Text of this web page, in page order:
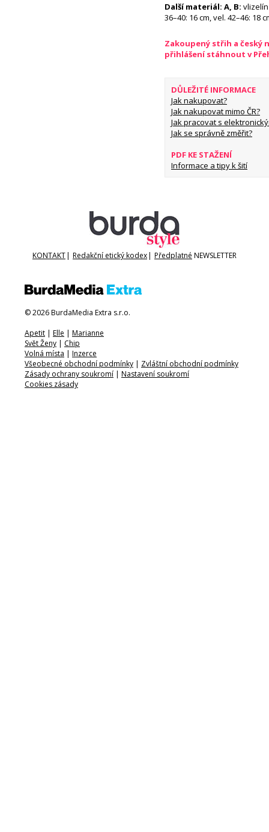
Další materiál: A, B:
36–40: 16 cm, vel. 42–46: 18
Zakoupený střih a český
přihlášení stáhnout v
DŮLEŽITÉ INFORMACE
Jak nakupovat?
Jak nakupovat mimo ČR?
Jak pracovat s
Jak se správně změřit?
PDF KE STAŽENÍ
Informace a tipy k šití
KONTAKT| Redakční etický kodex| Předplatné NEWSLETTER
© 2026 BurdaMedia Extra s.r.o.
Apetit | Elle | Marianne
Svět Ženy | Chip
Volná místa | Inzerce
Všeobecné obchodní podmínky | Zvláštní obchodní podmínky
Zásady ochrany soukromí | Nastavení soukromí
Cookies zásady